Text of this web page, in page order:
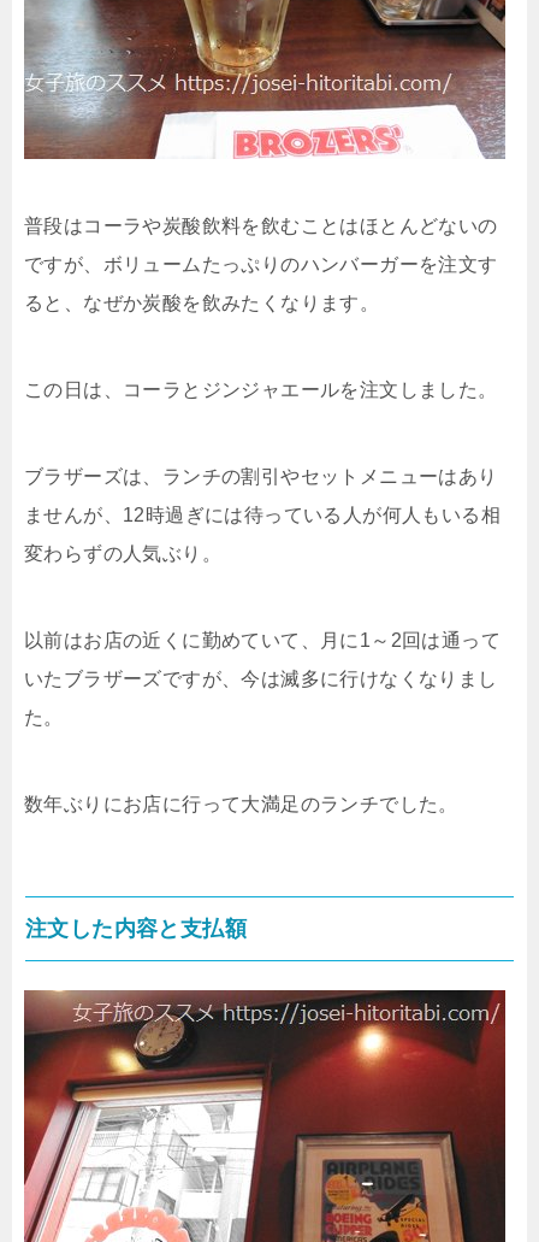
普段はコーラや炭酸飲料を飲むことはほとんどないの
ですが、ボリュームたっぷりのハンバーガーを注文す
ると、なぜか炭酸を飲みたくなります。
この日は、コーラとジンジャエールを注文しました。
ブラザーズは、ランチの割引やセットメニューはあり
ませんが、12時過ぎには待っている人が何人もいる相
変わらずの人気ぶり。
以前はお店の近くに勤めていて、月に1～2回は通って
いたブラザーズですが、今は滅多に行けなくなりまし
た。
数年ぶりにお店に行って大満足のランチでした。
注文した内容と支払額